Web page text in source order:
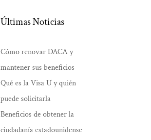
Últimas Noticias
Cómo renovar DACA y
mantener sus beneficios
Qué es la Visa U y quién
puede solicitarla
Beneficios de obtener la
ciudadanía estadounidense